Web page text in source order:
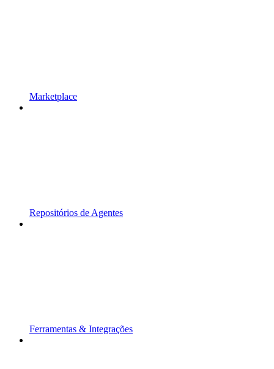
Marketplace
Repositórios de Agentes
Ferramentas & Integrações